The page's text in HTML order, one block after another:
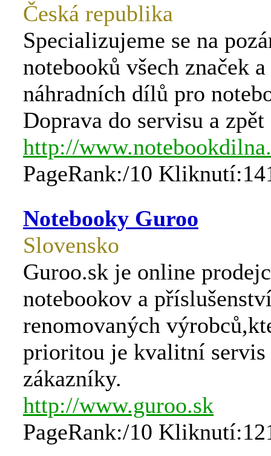
Česká republika
Specializujeme se na
notebooků všech značek
náhradních dílů pro
Doprava do servisu a
http://
PageRank:/10
Notebooky Guroo
Slovensko
Guroo.sk je online
notebookov a
renomovaných
prioritou je kvalitní servis
zákazníky.
http://www.guroo.sk
PageRank:/10